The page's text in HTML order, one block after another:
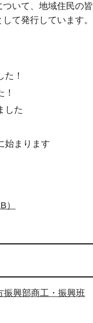
いて、地域住民の
て発行しています。
！
した
始まります
）
興部商工・振興班